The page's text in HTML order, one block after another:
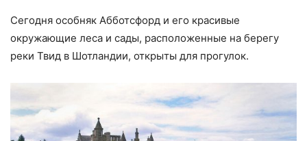
Сегодня особняк Абботсфорд и его красивые
окружающие леса и сады, расположенные на берегу
реки Твид в Шотландии, открыты для прогулок.